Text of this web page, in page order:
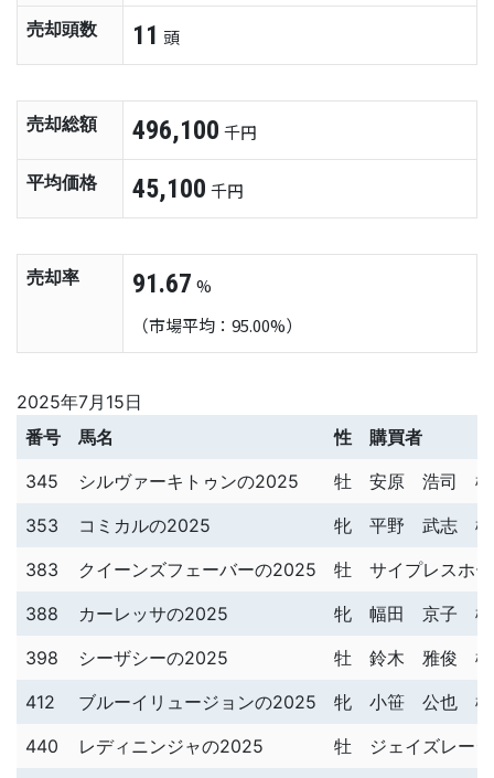
売却頭数 11 頭
売却総額 496,100 千円
平均価格 45,100 千円
売却率 91.67 %
（市場平均：95.00%）
2025年7月15日
番号
馬名 性
購買者
345
シルヴァーキトゥンの2025 牡
安原 浩司 様
353
コミカルの2025 牝
平野 武志 様
383
クイーンズフェーバーの2025 牡
サイプレスホ
388
カーレッサの2025 牝
幅田 京子 様
398
シーザシーの2025 牡
鈴木 雅俊 様
412
ブルーイリュージョンの2025 牝
小笹 公也 様
440
レディニンジャの2025 牡
ジェイズレー